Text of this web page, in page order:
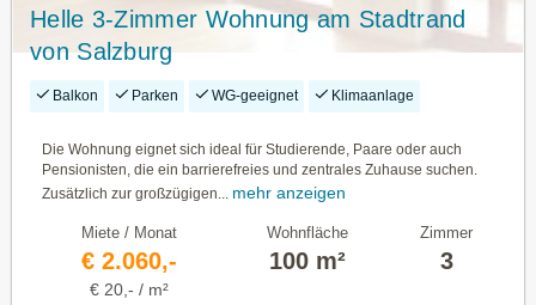
Helle 3-Zimmer Wohnung am Stadtrand
von Salzburg
Balkon Parken WG-geeignet Klimaanlage
Die Wohnung eignet sich ideal für Studierende, Paare oder auch
Pensionisten, die ein barrierefreies und zentrales Zuhause suchen.
Zusätzlich zur großzügigen...
mehr anzeigen
Miete / Monat
€ 2.060,-
€ 20,- / m²
Wohnfläche
100 m²
Zimmer
3